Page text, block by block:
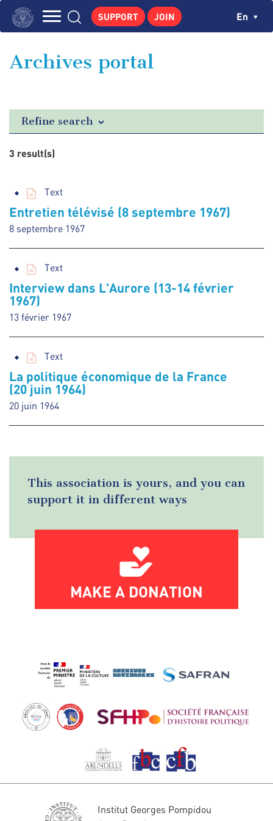
Skip
principale
GEORGES POMPIDOU
PUBLICATIONS
NEWS
SUPPORT JOIN En
Archives portal
Refine search
3 result(s)
Text
Entretien télévisé (8 septembre 1967)
8 septembre 1967
Text
Interview dans L'Aurore (13-14 février
1967)
13 février 1967
Text
La politique économique de la France
(20 juin 1964)
20 juin 1964
This association is yours, and you can
support it in different ways
MAKE A DONATION
Institut Georges Pompidou
Cookies management panel